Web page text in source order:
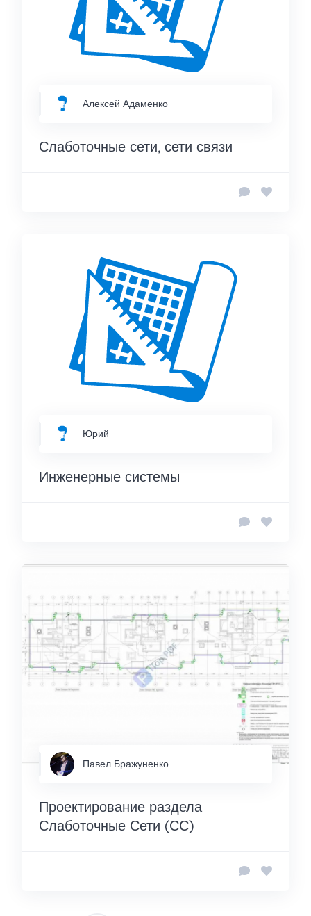
Алексей Адаменко
Слаботочные сети, сети связи
Юрий
Инженерные системы
Павел Бражуненко
Проектирование раздела
Слаботочные Сети (СС)